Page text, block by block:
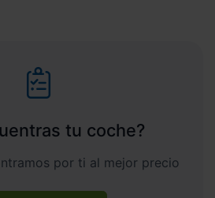
tu coche?
por ti al mejor precio